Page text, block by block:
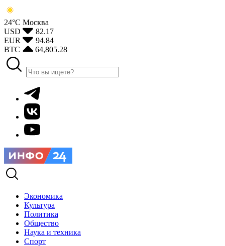
24°С Москва
USD
82.17
EUR
94.84
BTC
64,805.28
Экономика
Культура
Политика
Общество
Наука и техника
Спорт